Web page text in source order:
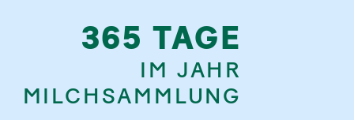
365 TAGE
IM JAHR
MILCHSAMMLUNG